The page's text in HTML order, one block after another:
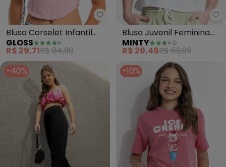
Gloss - Blusa Corselet Infantil
Blusa Corselet Infantil
(Rosa)
GLOSS
R$ 29,71R$ 84,90
Blusa Juvenil Feminina
(Branco)
MINTY
R$ 20,49R$ 69,99
-40%
-10%